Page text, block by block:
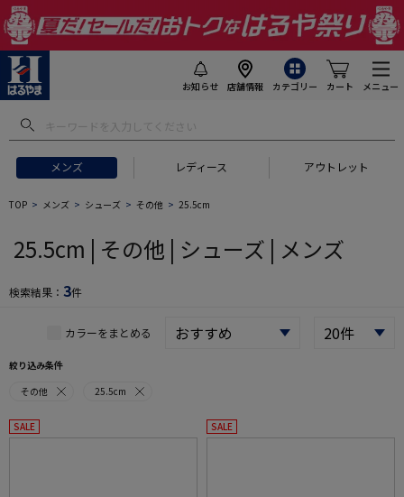
お知らせ 店舗情報 カテゴリー カート メニュー
メンズ レディース アウトレット
フトにおすすめ #セットアップ スーツ
TOP メンズ シューズ その他 25.5cm
25.5cm | その他 | シューズ | メンズ
検索結果： 3件
カラーをまとめる
絞り込み条件
その他
25.5cm
SALE SALE